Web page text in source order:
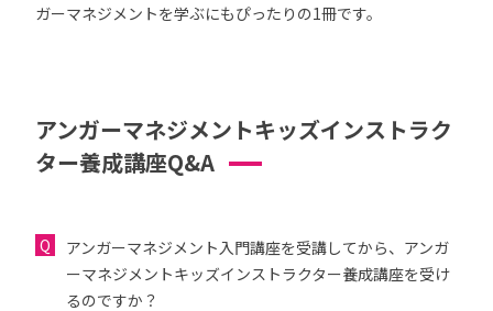
ガーマネジメントを学ぶにもぴったりの1冊です。
アンガーマネジメントキッズインストラク
ター養成講座Q&A
アンガーマネジメント入門講座を受講してから、アンガ
ーマネジメントキッズインストラクター養成講座を受け
るのですか？